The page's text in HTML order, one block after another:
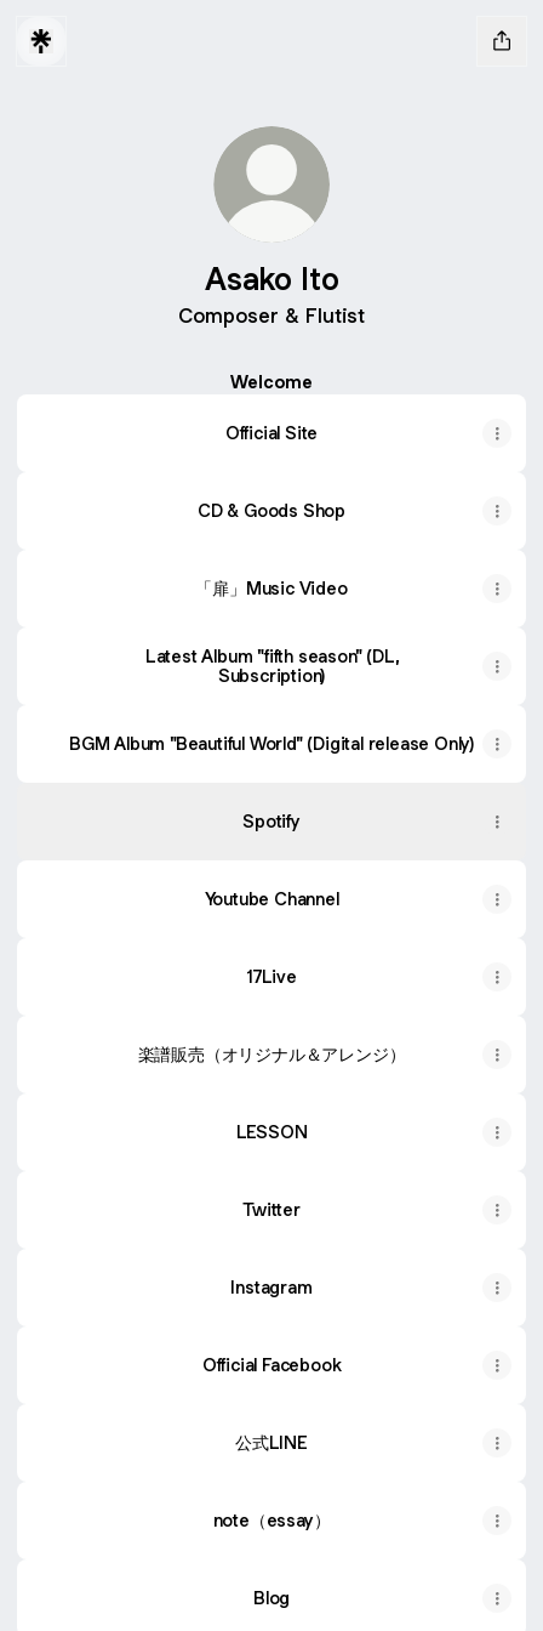
Asako Ito
Composer & Flutist
Welcome
Official Site
CD & Goods Shop
「扉」Music Video
Latest Album "fifth season" (DL,
Subscription)
BGM Album "Beautiful World" (Digital release Only)
Spotify
Youtube Channel
17Live
楽譜販売（オリジナル＆アレンジ）
LESSON
Twitter
Instagram
Official Facebook
公式LINE
note（essay）
Blog